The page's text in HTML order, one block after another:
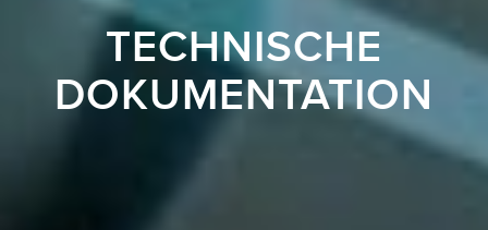
TECHNISCHE
DOKUMENTATION